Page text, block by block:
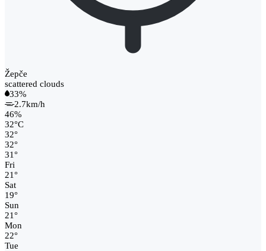
Žepče
scattered clouds
33%
2.7km/h
46%
32°C
32°
32°
31°
Fri
21°
Sat
19°
Sun
21°
Mon
22°
Tue